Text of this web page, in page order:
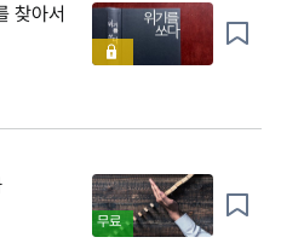
찾아서
무료